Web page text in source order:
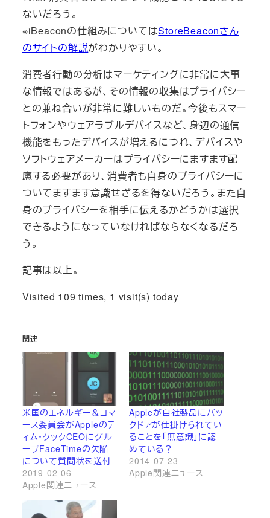
ないだろう。
※iBeaconの仕組みについてはStoreBeaconさん
のサイトの解説がわかりやすい。
消費者行動の分析はマーケティングに非常に大事
な情報ではあるが、その情報の収集はプライバシー
との兼ね合いが非常に難しいものだ。今後もスマー
トフォンやウェアラブルデバイスなど、身辺の通信
機能をもったデバイスが増えるにつれ、デバイスや
ソフトウェアメーカーはプライバシーにますます配
慮する必要があり、消費者も自身のプライバシーに
ついてますます意識せざるを得ないだろう。また自
身のプライバシーを相手に伝えるかどうかは選択
できるようになっていなければならなくなるだろ
う。
記事は以上。
Visited 109 times, 1 visit(s) today
関連
米国のエネルギー＆コマ
ース委員会がAppleのテ
ィム・クックCEOにグル
ープFaceTimeの欠陥
について質問状を送付
2019-02-06
Apple関連ニュース
Appleが自社製品にバッ
クドアが仕掛けられてい
ることを「無意識」に認
めている？
2014-07-23
Apple関連ニュース